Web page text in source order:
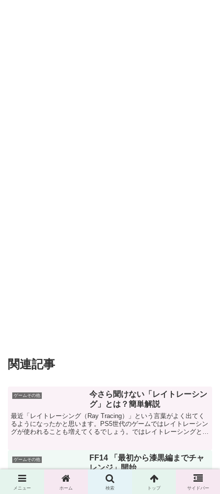
関連記事
ゲームその他
今さら聞けない「レイトレーシン
グ」とは？簡単解説
最近「レイトレーシング（Ray Tracing）」という言葉がよく出てく
るようになったかと思います。PS5世代のゲームではレイトレーシン
グが使われることも増えてくるでしょう。ではレイトレーシングとは
ゲームその他
FF14 「最初から漆黒編までチャ
レンジ」開始
新型コロナウイルスで外出もできないのでファイナルファンタジー
XIVを１から始めると漆黒編の終わりまでどのくらい時間がかかるの
メニュー ホーム 検索 トップ サイドバー